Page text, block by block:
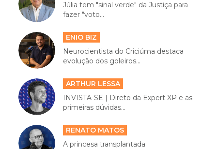
Júlia tem "sinal verde" da Justiça para
fazer "voto...
ENIO BIZ
Neurocientista do Criciúma destaca
evolução dos goleiros...
ARTHUR LESSA
INVISTA-SE | Direto da Expert XP e as
primeiras dúvidas...
RENATO MATOS
A princesa transplantada